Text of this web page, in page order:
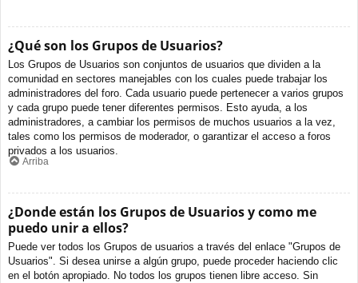
¿Qué son los Grupos de Usuarios?
Los Grupos de Usuarios son conjuntos de usuarios que dividen a la
comunidad en sectores manejables con los cuales puede trabajar los
administradores del foro. Cada usuario puede pertenecer a varios grupos
y cada grupo puede tener diferentes permisos. Esto ayuda, a los
administradores, a cambiar los permisos de muchos usuarios a la vez,
tales como los permisos de moderador, o garantizar el acceso a foros
privados a los usuarios.
Arriba
¿Donde están los Grupos de Usuarios y como me
puedo unir a ellos?
Puede ver todos los Grupos de usuarios a través del enlace "Grupos de
Usuarios". Si desea unirse a algún grupo, puede proceder haciendo clic
en el botón apropiado. No todos los grupos tienen libre acceso. Sin